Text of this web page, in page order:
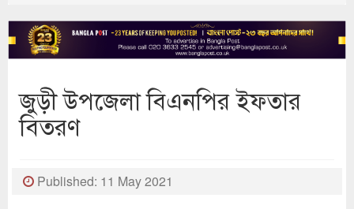
জুড়ী উপজেলা বিএনপির ইফতার
বিতরণ
Published: 11 May 2021